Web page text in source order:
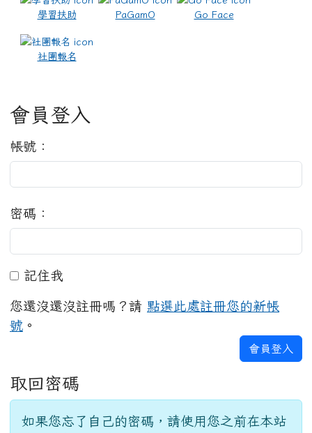
學習扶助 PaGamO Go Face
社團報名
會員登入
帳號：
密碼：
記住我記住我
您還沒還沒註冊嗎？請 點選此處註冊您的新帳
號 。
會員登入
取回密碼
如果您忘了自己的密碼，請使用您之前在本站